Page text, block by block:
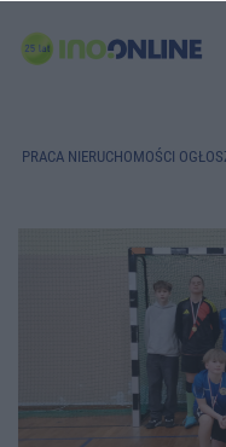
PRACA NIERUCHOMOŚCI